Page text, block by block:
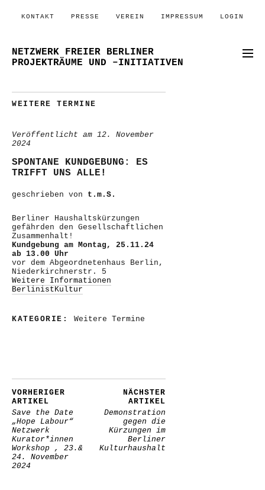
KONTAKT PRESSE VEREIN IMPRESSUM LOGIN
NETZWERK FREIER BERLINER
PROJEKTRÄUME UND –INITIATIVEN
WEITERE TERMINE
Veröffentlicht am 12. November
2024
SPONTANE KUNDGEBUNG: ES
TRIFFT UNS ALLE!
geschrieben von t.m.S.
Berliner Haushaltskürzungen
gefährden den Gesellschaftlichen
Zusammenhalt!
Kundgebung am Montag, 25.11.24
ab 13.00 Uhr
vor dem Abgeordnetenhaus Berlin,
Niederkirchnerstr. 5
Weitere Informationen
BerlinistKultur
KATEGORIE: Weitere Termine
VORHERIGER
ARTIKEL
Save the Date
„Hope Labour“
Netzwerk
Kurator*innen
Workshop , 23.&
24. November
2024
NÄCHSTER
ARTIKEL
Demonstration
gegen die
Kürzungen im
Berliner
Kulturhaushalt